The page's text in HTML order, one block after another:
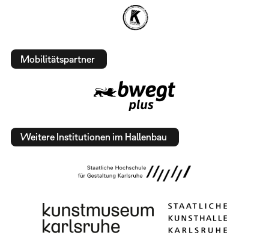
Mobilitätspartner
Weitere Institutionen im Hallenbau